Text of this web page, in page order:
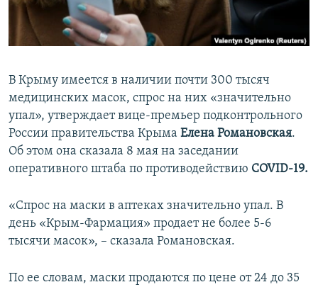
ПОБЕДИТЕЛЕЙ НЕ СУДЯТ?
КРЫМ.НЕПОКОРЕННЫЙ
УКРАИНСКАЯ ПРОБЛЕМА КРЫМА
ПРИСОЕДИНЯЙТЕСЬ!
В Крыму имеется в наличии почти 300 тысяч
медицинских масок, спрос на них «значительно
упал», утверждает вице-премьер подконтрольного
России правительства Крыма Елена Романовская.
Об этом она сказала 8 мая на заседании
оперативного штаба по противодействию COVID-19.
«Спрос на маски в аптеках значительно упал. В
день «Крым-Фармация» продает не более 5-6
тысячи масок», – сказала Романовская.​
По ее словам, маски продаются по цене от 24 до 35